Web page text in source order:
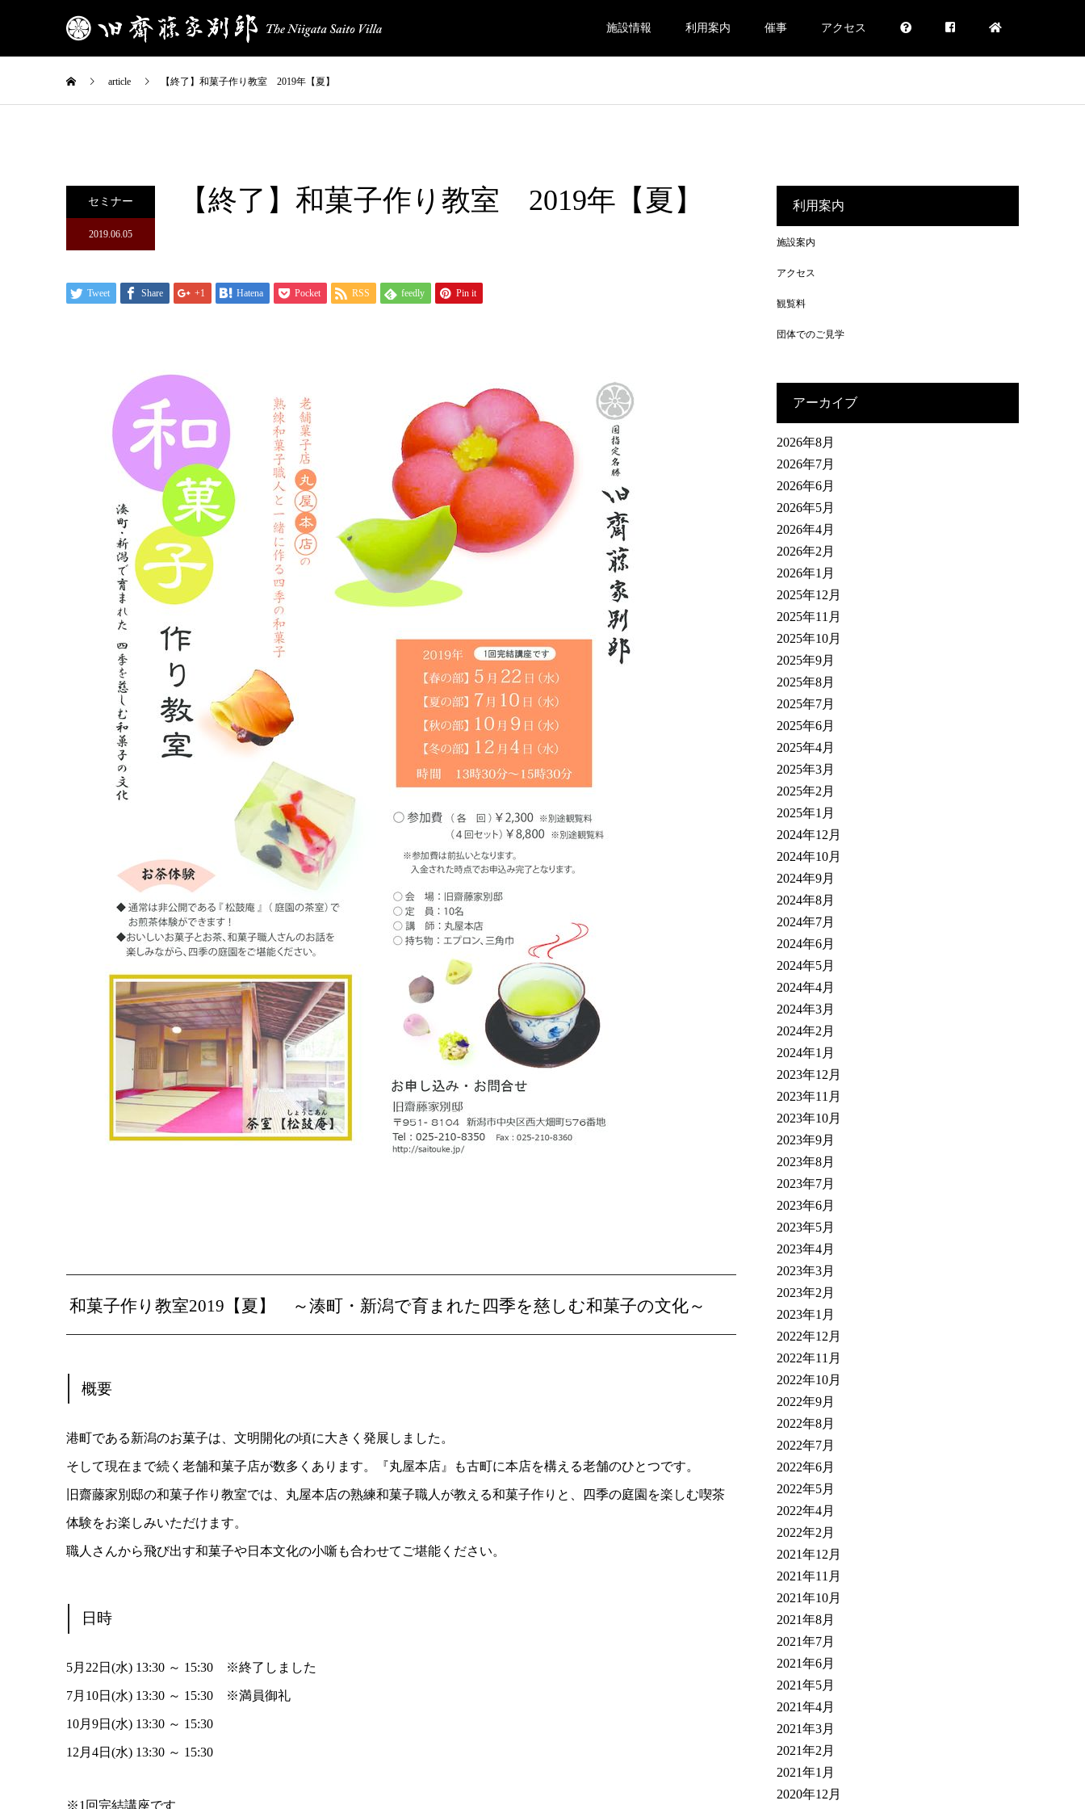
施設情報 利用案内 催事 アクセス
article 【終了】和菓子作り教室 2019年【夏】
セミナー
2019.06.05
【終了】和菓子作り教室 2019年【夏】
Tweet Share +1 Hatena Pocket RSS feedly Pin it
和菓子作り教室2019【夏】 ～湊町・新潟で育まれた四季を慈しむ和菓子の文化～
概要
港町である新潟のお菓子は、文明開化の頃に大きく発展しました。
そして現在まで続く老舗和菓子店が数多くあります。『丸屋本店』も古町に本店を構える老舗のひとつです。
旧齋藤家別邸の和菓子作り教室では、丸屋本店の熟練和菓子職人が教える和菓子作りと、四季の庭園を楽しむ喫茶
体験をお楽しみいただけます。
職人さんから飛び出す和菓子や日本文化の小噺も合わせてご堪能ください。
日時
5月22日(水) 13:30 ～ 15:30 ※終了しました
7月10日(水) 13:30 ～ 15:30 ※満員御礼
10月9日(水) 13:30 ～ 15:30
12月4日(水) 13:30 ～ 15:30
※1回完結講座です
利用案内
施設案内
アクセス
観覧料
団体でのご見学
アーカイブ
2026年8月
2026年7月
2026年6月
2026年5月
2026年4月
2026年2月
2026年1月
2025年12月
2025年11月
2025年10月
2025年9月
2025年8月
2025年7月
2025年6月
2025年4月
2025年3月
2025年2月
2025年1月
2024年12月
2024年10月
2024年9月
2024年8月
2024年7月
2024年6月
2024年5月
2024年4月
2024年3月
2024年2月
2024年1月
2023年12月
2023年11月
2023年10月
2023年9月
2023年8月
2023年7月
2023年6月
2023年5月
2023年4月
2023年3月
2023年2月
2023年1月
2022年12月
2022年11月
2022年10月
2022年9月
2022年8月
2022年7月
2022年6月
2022年5月
2022年4月
2022年2月
2021年12月
2021年11月
2021年10月
2021年8月
2021年7月
2021年6月
2021年5月
2021年4月
2021年3月
2021年2月
2021年1月
2020年12月